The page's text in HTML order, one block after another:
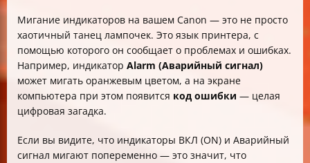
Мигание индикаторов на вашем Canon — это не просто
хаотичный танец лампочек. Это язык принтера, с
помощью которого он сообщает о проблемах и ошибках.
Например, индикатор Alarm (Аварийный сигнал)
может мигать оранжевым цветом, а на экране
компьютера при этом появится код ошибки — целая
цифровая загадка.
Если вы видите, что индикаторы ВКЛ (ON) и Аварийный
сигнал мигают попеременно — это значит, что